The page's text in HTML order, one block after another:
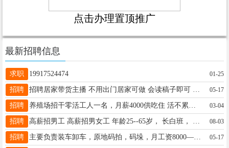
点击办理置顶推广
最新招聘信息
求职 19917524474 01-25
招聘 05-17
招聘 03-04
招聘 08-03
招聘 主要负责装车卸车，原地码拍，码垛，月工资8000—10000管吃管住，年龄18—60周岁，工资可以日结，要求身体健康，能吃苦耐劳，无不良嗜好，电话13512814104徐队长 05-17